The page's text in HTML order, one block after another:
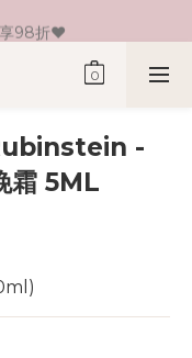
現金卷♥
98折♥
上即免運費♥
-
霜 5ML